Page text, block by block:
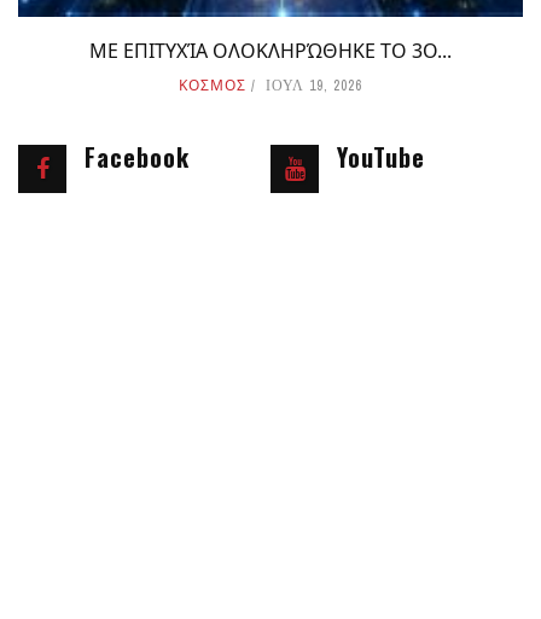
ΜΕ ΕΠΙΤΥΧΊΑ ΟΛΟΚΛΗΡΏΘΗΚΕ ΤΟ 3Ο...
ΚΟΣΜΟΣ ΙΟΥΛ 19, 2026
Facebook YouTube